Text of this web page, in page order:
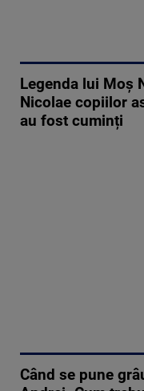
Legenda lui Moș
Nicolae copiilor
au fost cuminți
Când se pune